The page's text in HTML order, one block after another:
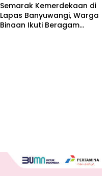
Semarak Kemerdekaan di
Lapas Banyuwangi, Warga
Binaan Ikuti Beragam